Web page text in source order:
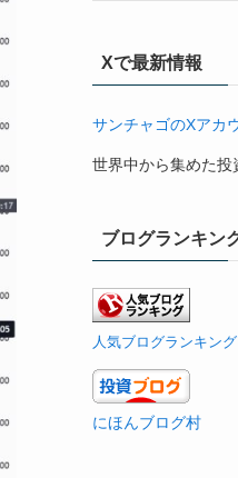
Xで最新情報
サンチャゴのXアカ
世界中から集めた投
ブログランキン
人気ブログランキング
にほんブログ村